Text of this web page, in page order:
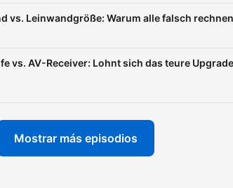
vs. Leinwandgröße: Warum alle falsch rechnen
vs. AV-Receiver: Lohnt sich das teure Upgrade
Mostrar más episodios